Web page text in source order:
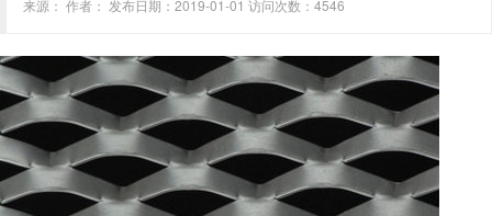
来源： 作者： 发布日期：2019-01-01 访问次数：4546